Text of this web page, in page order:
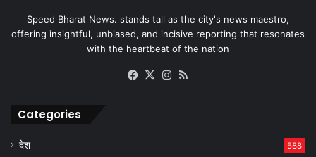
Speed Bharat News. stands tall as the city's news maestro,
offering insightful, unbiased, and incisive reporting that resonates
with the heartbeat of the nation
Facebook
X Instagram
Categories
देश 588